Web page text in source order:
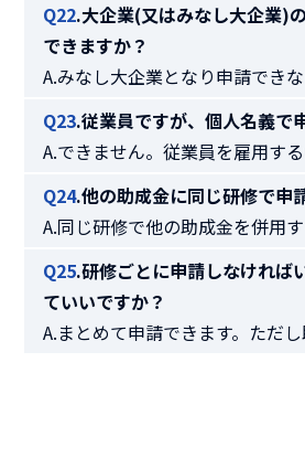
Q22.大企業(又はみなし大企業)
できますか？
A.みなし大企業となり申請でき
Q23.従業員ですが、個人名義で
A.できません。従業員を雇用す
Q24.他の助成金に同じ研修で申
A.同じ研修で他の助成金を併用
Q25.研修ごとに申請しなければ
ていいですか？
A.まとめて申請できます。ただ